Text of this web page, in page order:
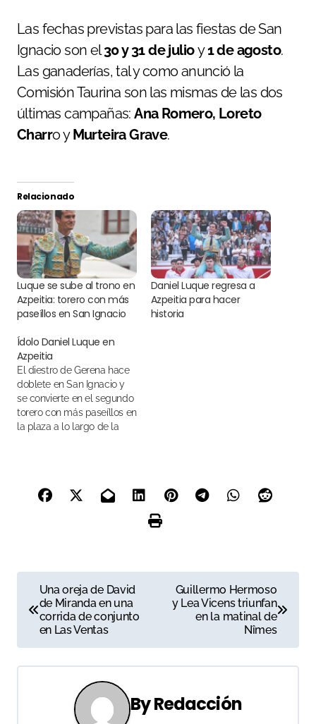
Las fechas previstas para las fiestas de San
Ignacio son el30 y 31 de julioy1 de agosto.
Las ganaderías, tal y como anunció la
Comisión Taurina son las mismas de las dos
últimas campañas:Ana Romero, Loreto
Charro yMurteira Grave.
Relacionado
Luque se sube al trono en
Azpeitia: torero con más
paseíllos en San Ignacio
Daniel Luque regresa a
Azpeitia para hacer
historia
Ídolo Daniel Luque en
Azpeitia
El diestro de Gerena hace
doblete en San Ignacio y
se convierte en el segundo
torero con más paseíllos en
la plaza a lo largo de la
a
v
e
Una oreja de David
de Miranda en una
corrida de conjunto
en Las Ventas
Guillermo Hermoso
y Lea Vicens triunfan
en la matinal de
Nîmes
ByRedacción